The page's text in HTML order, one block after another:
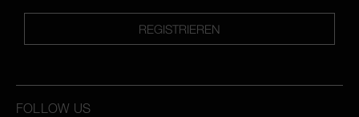
REGISTRIEREN
FOLLOW US